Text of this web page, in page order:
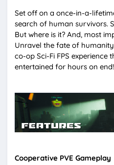
Set off on a once-in-a-
search of human survivors.
But where is it? And, most
Unravel the fate of
co-op Sci-Fi FPS experience
entertained for hours on end!
Cooperative PVE Gameplay